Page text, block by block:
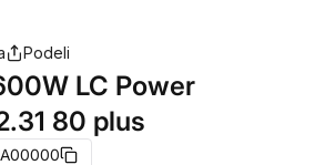
Podeli
LC Power
80 plus